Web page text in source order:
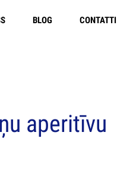
BLOG CONTATTI
aperitīvu